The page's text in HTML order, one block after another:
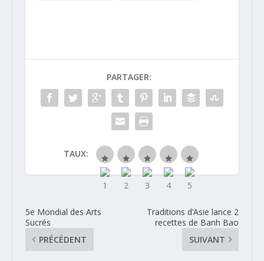
PARTAGER:
TAUX:
5e Mondial des Arts
Sucrés
PRÉCÉDENT
Traditions d’Asie lance 2
recettes de Banh Bao
SUIVANT